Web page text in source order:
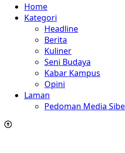
Home
Kategori
Headline
Berita
Kuliner
Seni Budaya
Kabar Kampus
Opini
Laman
Pedoman Media